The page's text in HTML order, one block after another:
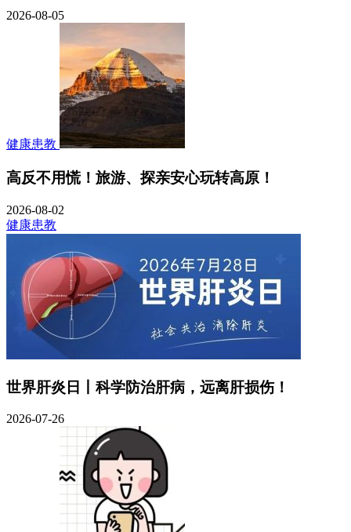
2026-08-05
健康患教
高反不用慌！旅游、探亲安心玩转高原！
2026-08-02
健康患教
世界肝炎日丨科学防治肝病，远离肝损伤！
2026-07-26